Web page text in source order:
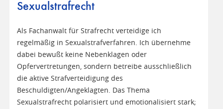
Sexualstrafrecht
Als Fachanwalt für Strafrecht verteidige ich
regelmäßig in Sexualstrafverfahren. Ich übernehme
dabei bewußt keine Nebenklagen oder
Opfervertretungen, sondern betreibe ausschließlich
die aktive Strafverteidigung des
Beschuldigten/Angeklagten. Das Thema
Sexualstrafrecht polarisiert und emotionalisiert stark;